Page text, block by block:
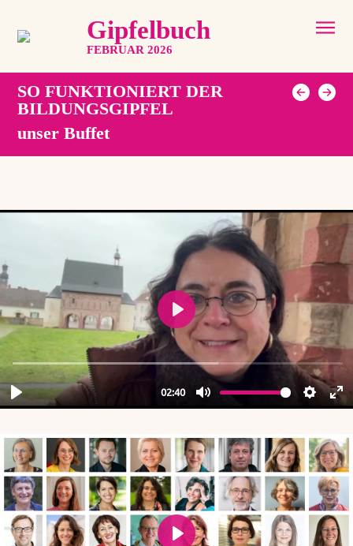
Gipfelbuch
FEBRUAR 2026
SO FUNKTIONIERT DER
BILDUNGSGIPFEL
unser Buffet